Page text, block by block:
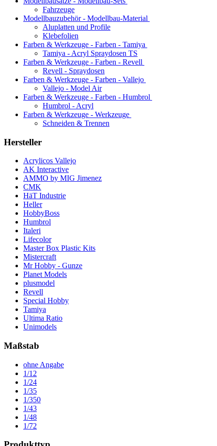
Fahrzeuge
Modellbauzubehör - Modellbau-Material
Aluplatten und Profile
Klebefolien
Farben & Werkzeuge - Farben - Tamiya
Tamiya - Acryl Spraydosen TS
Farben & Werkzeuge - Farben - Revell
Revell - Spraydosen
Farben & Werkzeuge - Farben - Vallejo
Vallejo - Model Air
Farben & Werkzeuge - Farben - Humbrol
Humbrol - Acryl
Farben & Werkzeuge - Werkzeuge
Schneiden & Trennen
Hersteller
Acrylicos Vallejo
AK Interactive
AMMO by MIG Jimenez
CMK
HäT Industrie
Heller
HobbyBoss
Humbrol
Italeri
Lifecolor
Master Box Plastic Kits
Mistercraft
Mr Hobby - Gunze
Planet Models
plusmodel
Revell
Special Hobby
Tamiya
Ultima Ratio
Unimodels
Maßstab
ohne Angabe
1/12
1/24
1/35
1/350
1/43
1/48
1/72